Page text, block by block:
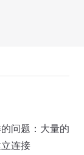
问题：大量的
连接